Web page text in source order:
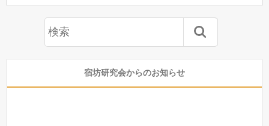
宿坊研究会からのお知らせ